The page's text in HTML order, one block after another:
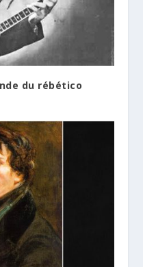
du rébético